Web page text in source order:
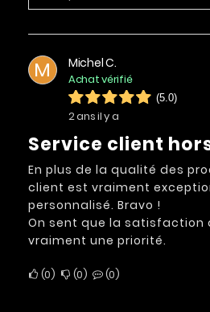
M Michel C.
Achat vérifié
(5.0)
2 ans il y a
Service client
En plus de la qualité des
client est vraiment
personnalisé. Bravo !
On sent que la satisfaction
vraiment une priorité.
0 0 0